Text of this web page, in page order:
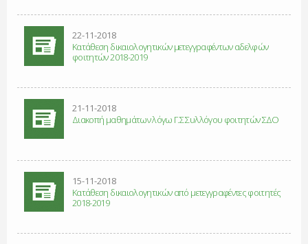
22-11-2018
Κατάθεση δικαιολογητικών μετεγγραφέντων αδελφών
φοιτητών 2018-2019
21-11-2018
Διακοπή μαθημάτων λόγω Γ.Σ Συλλόγου φοιτητών ΣΔΟ
15-11-2018
Κατάθεση δικαιολογητικών από μετεγγραφέντες φοιτητές
2018-2019